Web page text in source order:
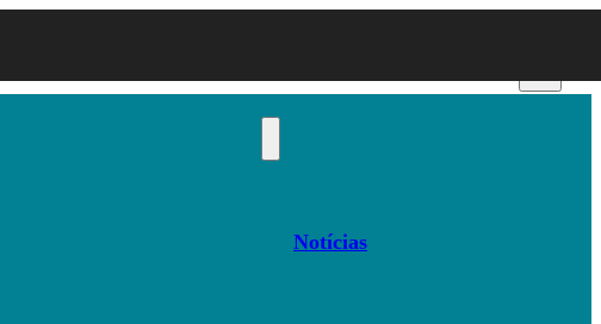
Notícias